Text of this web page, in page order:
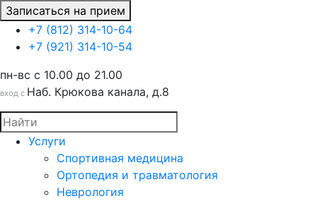
Записаться на прием
+7 (812) 314-10-64
+7 (921) 314-10-54
пн-вс c 10.00 до 21.00
вход с Наб. Крюкова канала, д.8
Услуги
Спортивная медицина
Ортопедия и травматология
Неврология